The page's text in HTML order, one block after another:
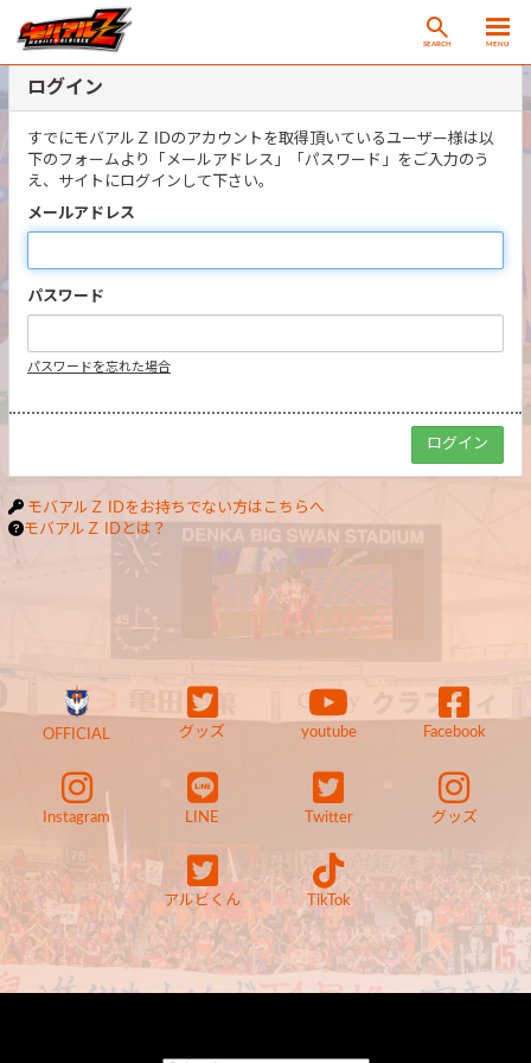
SEARCH MENU
ログイン
すでにモバアルＺ IDのアカウントを取得頂いているユーザー様は以
下のフォームより「メールアドレス」「パスワード」をご入力のう
え、サイトにログインして下さい。
メールアドレス
パスワード
パスワードを忘れた場合
モバアルＺ IDをお持ちでない方はこちらへ
モバアルＺ IDとは？
OFFICIAL グッズ youtube Facebook
Instagram LINE Twitter グッズ
アルビくん TikTok